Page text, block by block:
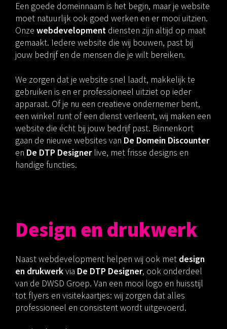
Een goede domeinnaam is het begin, maar je website
moet natuurlijk ook goed werken en er mooi uitzien.
Onze webdevelopment diensten zijn altijd op maat
gemaakt. Iedere website die wij bouwen, past bij
jouw bedrijf en de mensen die je wilt bereiken.
We zorgen dat je website snel laadt, makkelijk te
gebruiken is en er professioneel uitziet op ieder
apparaat. Of je nu een creatieve ondernemer bent,
een winkel runt of een dienst verleent, wij maken een
website die écht bij jouw bedrijf past. Binnenkort
gaan de nieuwe websites van De Domein Discounter
en De DTP Designerlive, met frisse designs en
handige functies.
Design en drukwerk
Naast webdevelopment helpen wij ook met design
en drukwerkvia De DTP Designer, ook onderdeel
van de DWSD Groep. Van een mooi logo en huisstijl
tot flyers en visitekaartjes: wij zorgen dat alles
professioneel en consistent wordt uitgevoerd.